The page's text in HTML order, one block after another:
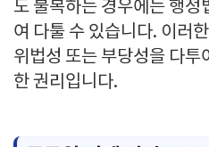
도 불복하는 경우에는 행
여 다툴 수 있습니다. 이러
위법성 또는 부당성을 다투
한 권리입니다.